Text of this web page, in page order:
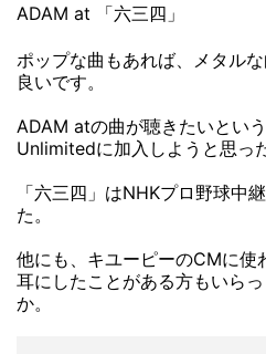
ADAM at 「六三四」
ポップな曲もあれば、メタル
良いです。
ADAM atの曲が聴きたいとい
Unlimitedに加入しようと思っ
「六三四」はNHKプロ野球中
た。
他にも、キユーピーのCMに使
耳にしたことがある方もいら
か。